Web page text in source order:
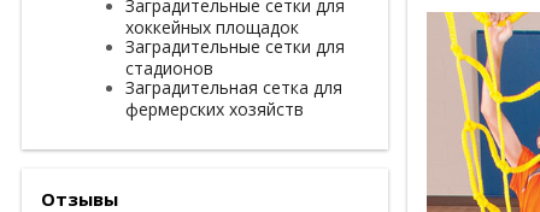
Заградительные сетки для
хоккейных площадок
Заградительные сетки для
стадионов
Заградительная сетка для
фермерских хозяйств
Отзывы